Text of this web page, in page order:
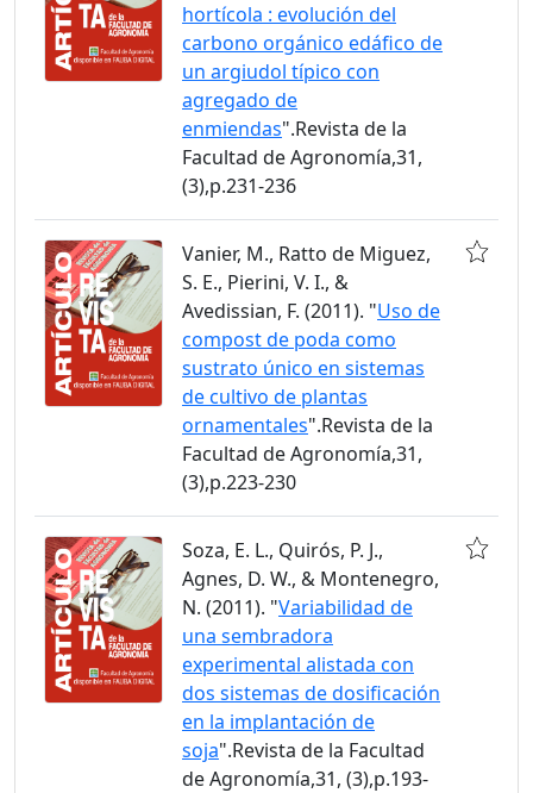
hortícola : evolución del
carbono orgánico edáfico de
un argiudol típico con
agregado de
enmiendas".Revista de la
Facultad de Agronomía,31,
(3),p.231-236
Vanier, M., Ratto de Miguez,
S. E., Pierini, V. I., &
Avedissian, F. (2011). "Uso de
compost de poda como
sustrato único en sistemas
de cultivo de plantas
ornamentales".Revista de la
Facultad de Agronomía,31,
(3),p.223-230
Soza, E. L., Quirós, P. J.,
Agnes, D. W., & Montenegro,
N. (2011). "Variabilidad de
una sembradora
experimental alistada con
dos sistemas de dosificación
en la implantación de
soja".Revista de la Facultad
de Agronomía,31, (3),p.193-